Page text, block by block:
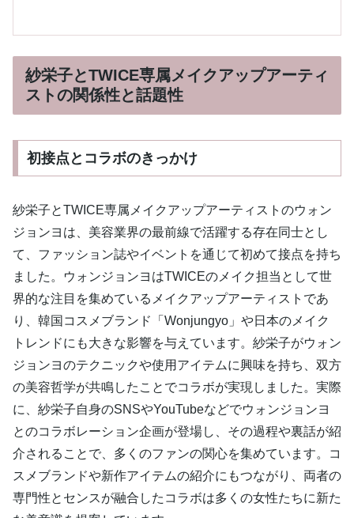
紗栄子とTWICE専属メイクアップアーティ
ストの関係性と話題性
初接点とコラボのきっかけ
紗栄子とTWICE専属メイクアップアーティストのウォン
ジョンヨは、美容業界の最前線で活躍する存在同士とし
て、ファッション誌やイベントを通じて初めて接点を持ち
ました。ウォンジョンヨはTWICEのメイク担当として世
界的な注目を集めているメイクアップアーティストであ
り、韓国コスメブランド「Wonjungyo」や日本のメイク
トレンドにも大きな影響を与えています。紗栄子がウォン
ジョンヨのテクニックや使用アイテムに興味を持ち、双方
の美容哲学が共鳴したことでコラボが実現しました。実際
に、紗栄子自身のSNSやYouTubeなどでウォンジョンヨ
とのコラボレーション企画が登場し、その過程や裏話が紹
介されることで、多くのファンの関心を集めています。コ
スメブランドや新作アイテムの紹介にもつながり、両者の
専門性とセンスが融合したコラボは多くの女性たちに新た